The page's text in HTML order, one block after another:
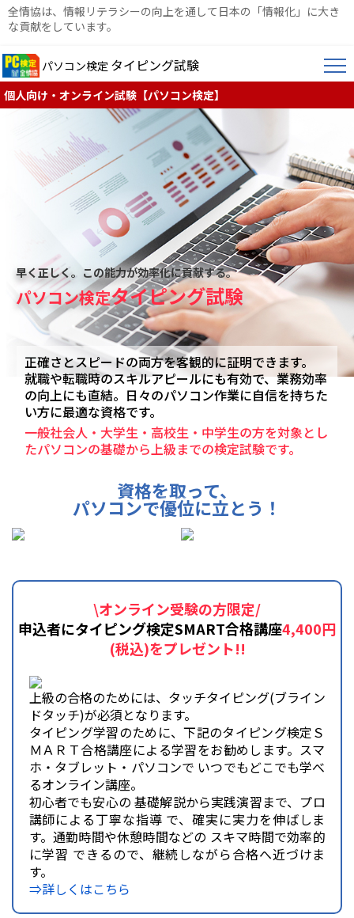
全情協は、情報リテラシーの向上を通して日本の「情報化」に大き
な貢献をしています。
パソコン検定 タイピング試験
個人向け・オンライン試験【パソコン検定】
早く正しく。この能力が効率化に貢献する。
パソコン検定タイピング試験
正確さとスピードの両方を客観的に証明できます。
就職や転職時のスキルアピールにも有効で、業務効率
の向上にも直結。日々のパソコン作業に自信を持ちた
い方に最適な資格です。
一般社会人・大学生・高校生・中学生の方を対象とし
たパソコンの基礎から上級までの検定試験です。
資格を取って、
パソコンで優位に立とう！
\オンライン受験の方限定/
申込者にタイピング検定SMART合格講座4,400円
(税込)をプレゼント!!
上級の合格のためには、タッチタイピング(ブライン
ドタッチ)が必須となります。
タイピング学習のために、下記のタイピング検定Ｓ
ＭＡＲＴ合格講座による学習をお勧めします。スマ
ホ・タブレット・パソコンで いつでもどこでも学べ
るオンライン講座。
初心者でも安心の 基礎解説から実践演習まで、プロ
講師による丁寧な指導 で、確実に実力を伸ばしま
す。通勤時間や休憩時間などの スキマ時間で効率的
に学習 できるので、継続しながら合格へ近づけま
す。
⇒詳しくはこちら